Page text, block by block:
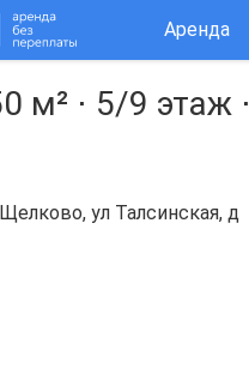
Аренда
м² ⋅ 5/9 этаж ⋅
ул Талсинская, д